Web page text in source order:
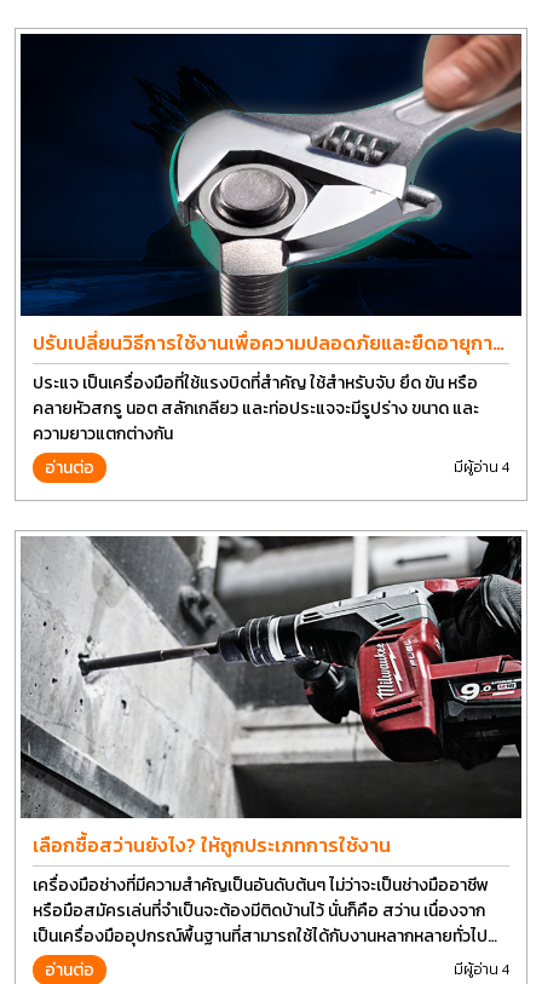
ปรับเปลี่ยนวิธีการใช้งานเพื่อความปลอดภัยและยืดอายุการ
ใช้งานประแจได้อีกนาน
ประแจ เป็นเครื่องมือที่ใช้แรงบิดที่สำคัญ ใช้สำหรับจับ ยึด ขัน หรือ
คลายหัวสกรู นอต สลักเกลียว และท่อประแจจะมีรูปร่าง ขนาด และ
ความยาวแตกต่างกัน
อ่านต่อ
มีผู้อ่าน 4
เลือกซื้อสว่านยังไง? ให้ถูกประเภทการใช้งาน
เครื่องมือช่างที่มีความสำคัญเป็นอันดับต้นๆ ไม่ว่าจะเป็นช่างมืออาชีพ
หรือมือสมัครเล่นที่จำเป็นจะต้องมีติดบ้านไว้ นั่นก็คือ สว่าน เนื่องจาก
เป็นเครื่องมืออุปกรณ์พื้นฐานที่สามารถใช้ได้กับงานหลากหลายทั่วไป
เรียกว่า เป็นเครื่องมือที่ใช้ง่าย ใครๆก็สามารถใช้ได้
อ่านต่อ มีผู้อ่าน 4